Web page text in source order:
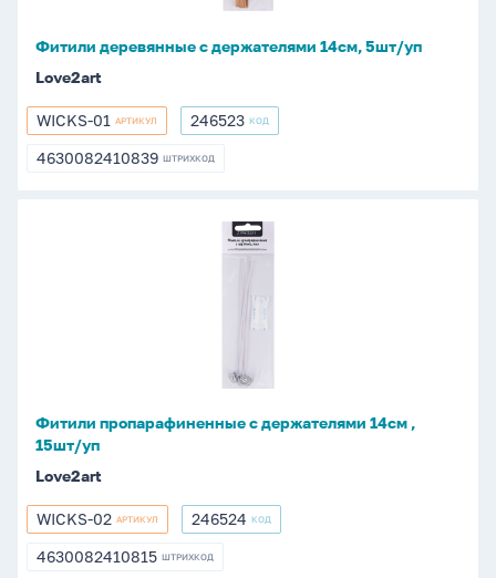
Фитили деревянные с держателями 14см, 5шт/уп
Love2art
WICKS-
01
WICKS-01 АРТИКУЛ 246523
246523 КОД
4630082410839
4630082410839 ШТРИХКОД
Фитили пропарафиненные с держателями 14см ,
15шт/уп
Love2art
WICKS-
02
WICKS-02 АРТИКУЛ 246524
246524 КОД
4630082410815
4630082410815 ШТРИХКОД